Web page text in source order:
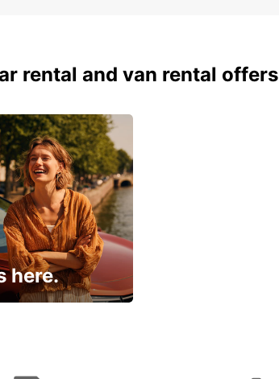
rental and van rental offers
here.